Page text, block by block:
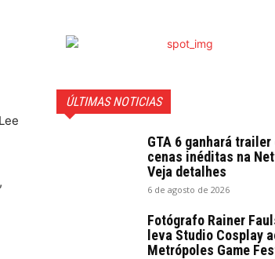
ÚLTIMAS NOTICIAS
GTA 6 ganhará trailer
cenas inéditas na
Veja detalhes
6 de agosto de 2026
Fotógrafo Rainer
leva Studio Cosplay
Metrópoles Game